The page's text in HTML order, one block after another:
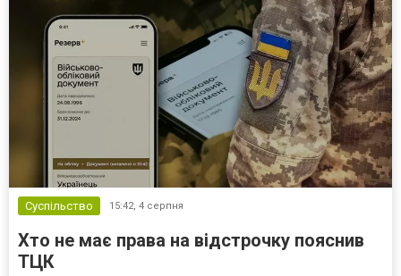
Суспільство 15:42, 4 серпня
Хто не має права на відстрочку пояснив
ТЦК